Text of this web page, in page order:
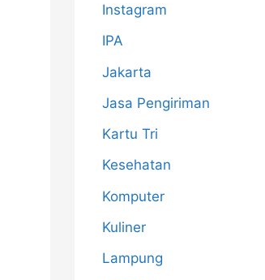
Instagram
IPA
Jakarta
Jasa Pengiriman
Kartu Tri
Kesehatan
Komputer
Kuliner
Lampung